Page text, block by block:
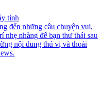
tính
đến những câu chuyện vui,
nhàng để bạn thư thái sau
nội dung thú vị và thoải